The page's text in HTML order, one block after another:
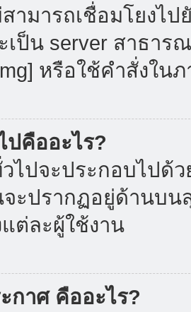
ามารถเชื่อมโยงไ
เป็น server สาธาร
หรือใช้คำสั่งใ
ปคืออะไร?
ไปจะประกอบไปด้
ะปรากฏอยู่ด้านบน
ต่ละผู้ใช้งาน
กาศ คืออะไร?